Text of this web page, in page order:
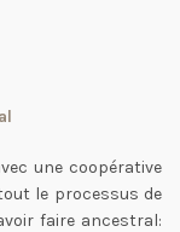
une coopérative
le processus de
faire ancestral: